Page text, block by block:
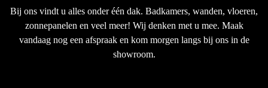
Bij ons vindt u alles onder één dak. Badkamers, wanden, vloeren,
zonnepanelen en veel meer! Wij denken met u mee. Maak
vandaag nog een afspraak en kom morgen langs bij ons in de
showroom.